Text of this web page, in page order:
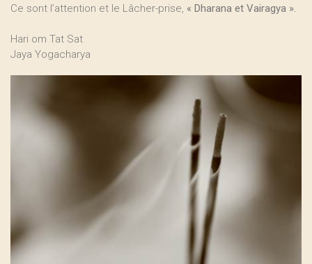
Ce sont l’attention et le Lâcher-prise, « Dharana et Vairagya ».
Hari om Tat Sat
Jaya Yogacharya